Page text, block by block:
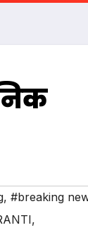
, #breaking
,